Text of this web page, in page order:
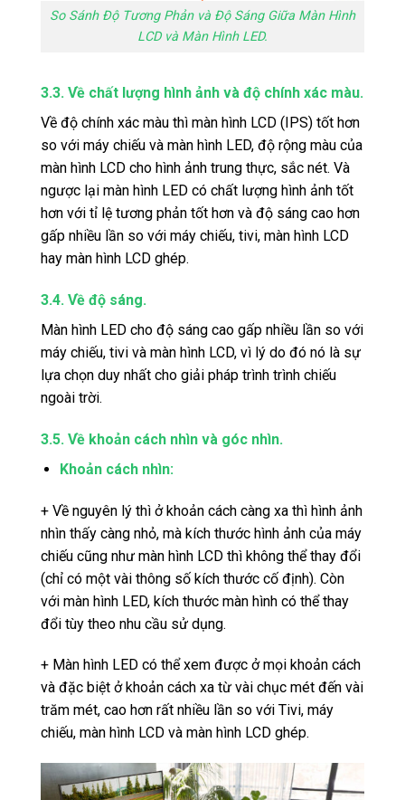
So Sánh Độ Tương Phản và Độ Sáng Giữa Màn Hình
LCD và Màn Hình LED.
3.3. Về chất lượng hình ảnh và độ chính xác màu.
Về độ chính xác màu thì màn hình LCD (IPS) tốt hơn
so với máy chiếu và màn hình LED, độ rộng màu của
màn hình LCD cho hình ảnh trung thực, sắc nét. Và
ngược lại màn hình LED có chất lượng hình ảnh tốt
hơn với tỉ lệ tương phản tốt hơn và độ sáng cao hơn
gấp nhiều lần so với máy chiếu, tivi, màn hình LCD
hay màn hình LCD ghép.
3.4. Về độ sáng.
Màn hình LED cho độ sáng cao gấp nhiều lần so với
máy chiếu, tivi và màn hình LCD, vì lý do đó nó là sự
lựa chọn duy nhất cho giải pháp trình trình chiếu
ngoài trời.
3.5. Về khoản cách nhìn và góc nhìn.
Khoản cách nhìn:
+ Về nguyên lý thì ở khoản cách càng xa thì hình ảnh
nhìn thấy càng nhỏ, mà kích thước hình ảnh của máy
chiếu cũng như màn hình LCD thì không thể thay đổi
(chỉ có một vài thông số kích thước cố định). Còn
với màn hình LED, kích thước màn hình có thể thay
đổi tùy theo nhu cầu sử dụng.
+ Màn hình LED có thể xem được ở mọi khoản cách
và đặc biệt ở khoản cách xa từ vài chục mét đến vài
trăm mét, cao hơn rất nhiều lần so với Tivi, máy
chiếu, màn hình LCD và màn hình LCD ghép.